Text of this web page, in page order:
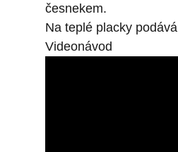
česnekem.
Na teplé placky
Videonávod